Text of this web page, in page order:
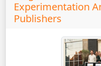
Experimentation
Publishers